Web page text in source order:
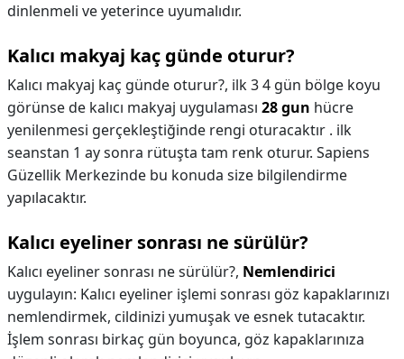
dinlenmeli ve yeterince uyumalıdır.
Kalıcı makyaj kaç günde oturur?
Kalıcı makyaj kaç günde oturur?, ilk 3 4 gün bölge koyu
görünse de kalıcı makyaj uygulaması 28 gun hücre
yenilenmesi gerçekleştiğinde rengi oturacaktır . ilk
seanstan 1 ay sonra rütuşta tam renk oturur. Sapiens
Güzellik Merkezinde bu konuda size bilgilendirme
yapılacaktır.
Kalıcı eyeliner sonrası ne sürülür?
Kalıcı eyeliner sonrası ne sürülür?, Nemlendirici
uygulayın: Kalıcı eyeliner işlemi sonrası göz kapaklarınızı
nemlendirmek, cildinizi yumuşak ve esnek tutacaktır.
İşlem sonrası birkaç gün boyunca, göz kapaklarınıza